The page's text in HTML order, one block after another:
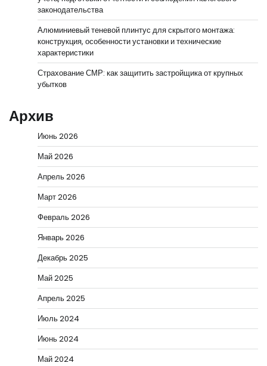
законодательства
Алюминиевый теневой плинтус для скрытого монтажа:
конструкция, особенности установки и технические
характеристики
Страхование СМР: как защитить застройщика от крупных
убытков
Архив
Июнь 2026
Май 2026
Апрель 2026
Март 2026
Февраль 2026
Январь 2026
Декабрь 2025
Май 2025
Апрель 2025
Июль 2024
Июнь 2024
Май 2024